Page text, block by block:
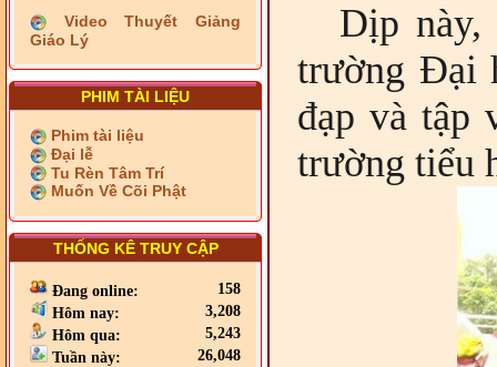
Video Thuyết Giảng
Giáo Lý
PHIM TÀI LIỆU
Phim tài liệu
Đại lễ
Tu Rèn Tâm Trí
Muốn Về Cõi Phật
THỐNG KÊ TRUY CẬP
Đang online:
158
Hôm nay:
3,208
Hôm qua:
5,243
Tuần này:
26,048
Dịp
trường Đại
đạp và tập
trường tiểu